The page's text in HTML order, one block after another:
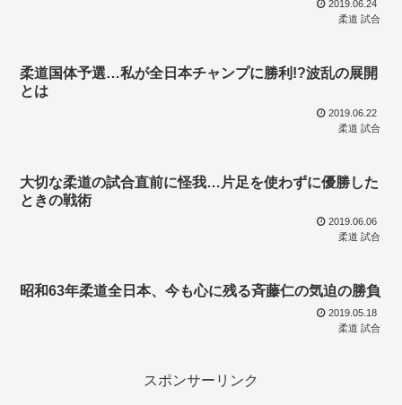
2019.06.24
柔道 試合
柔道国体予選…私が全日本チャンプに勝利!?波乱の展開
とは
2019.06.22
柔道 試合
大切な柔道の試合直前に怪我…片足を使わずに優勝した
ときの戦術
2019.06.06
柔道 試合
昭和63年柔道全日本、今も心に残る斉藤仁の気迫の勝負
2019.05.18
柔道 試合
スポンサーリンク